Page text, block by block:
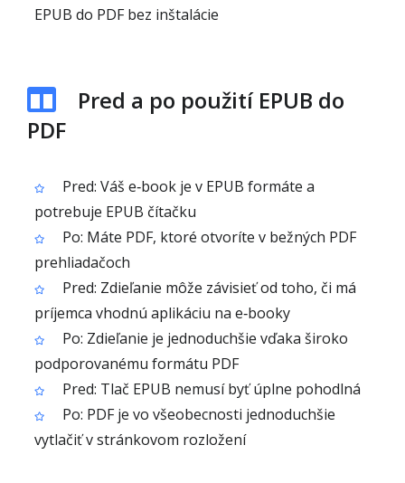
EPUB do PDF bez inštalácie
Pred a po použití EPUB do
PDF
Pred: Váš e‑book je v EPUB formáte a
potrebuje EPUB čítačku
Po: Máte PDF, ktoré otvoríte v bežných PDF
prehliadačoch
Pred: Zdieľanie môže závisieť od toho, či má
príjemca vhodnú aplikáciu na e‑booky
Po: Zdieľanie je jednoduchšie vďaka široko
podporovanému formátu PDF
Pred: Tlač EPUB nemusí byť úplne pohodlná
Po: PDF je vo všeobecnosti jednoduchšie
vytlačiť v stránkovom rozložení